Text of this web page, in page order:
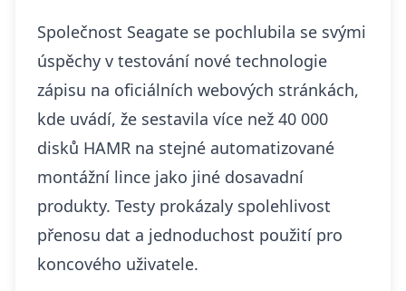
Společnost Seagate se pochlubila se svými
úspěchy v testování nové technologie
zápisu na oficiálních webových stránkách,
kde uvádí, že sestavila více než 40 000
disků HAMR na stejné automatizované
montážní lince jako jiné dosavadní
produkty. Testy prokázaly spolehlivost
přenosu dat a jednoduchost použití pro
koncového uživatele.